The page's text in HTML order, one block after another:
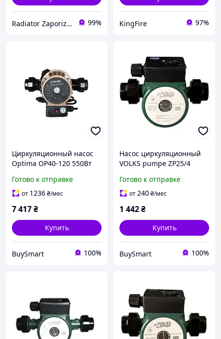
Radiator Zaporizhzhya 99% KingFire 97%
Циркуляционный насос
Optima OP40-120 550Вт
с мокрым ротором и
регулируемой скоростью
Готово к отправке
от 1236₴/мес
7 417₴
Купить
BuySmart 100%
Насос циркуляционный
VOLKS pumpe ZP25/4
систем 3 скорости 40-
71Вт максимальный
Готово к отправке
от240₴/мес
1 442₴
Купить
BuySmart 100%